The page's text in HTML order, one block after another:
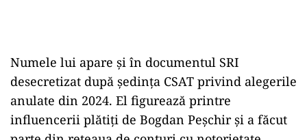
Numele lui apare și în documentul SRI
desecretizat după ședința CSAT privind alegerile
anulate din 2024. El figurează printre
influencerii plătiți de Bogdan Peșchir și a făcut